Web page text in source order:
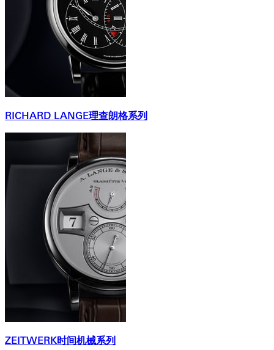
RICHARD LANGE理查朗格系列
ZEITWERK时间机械系列